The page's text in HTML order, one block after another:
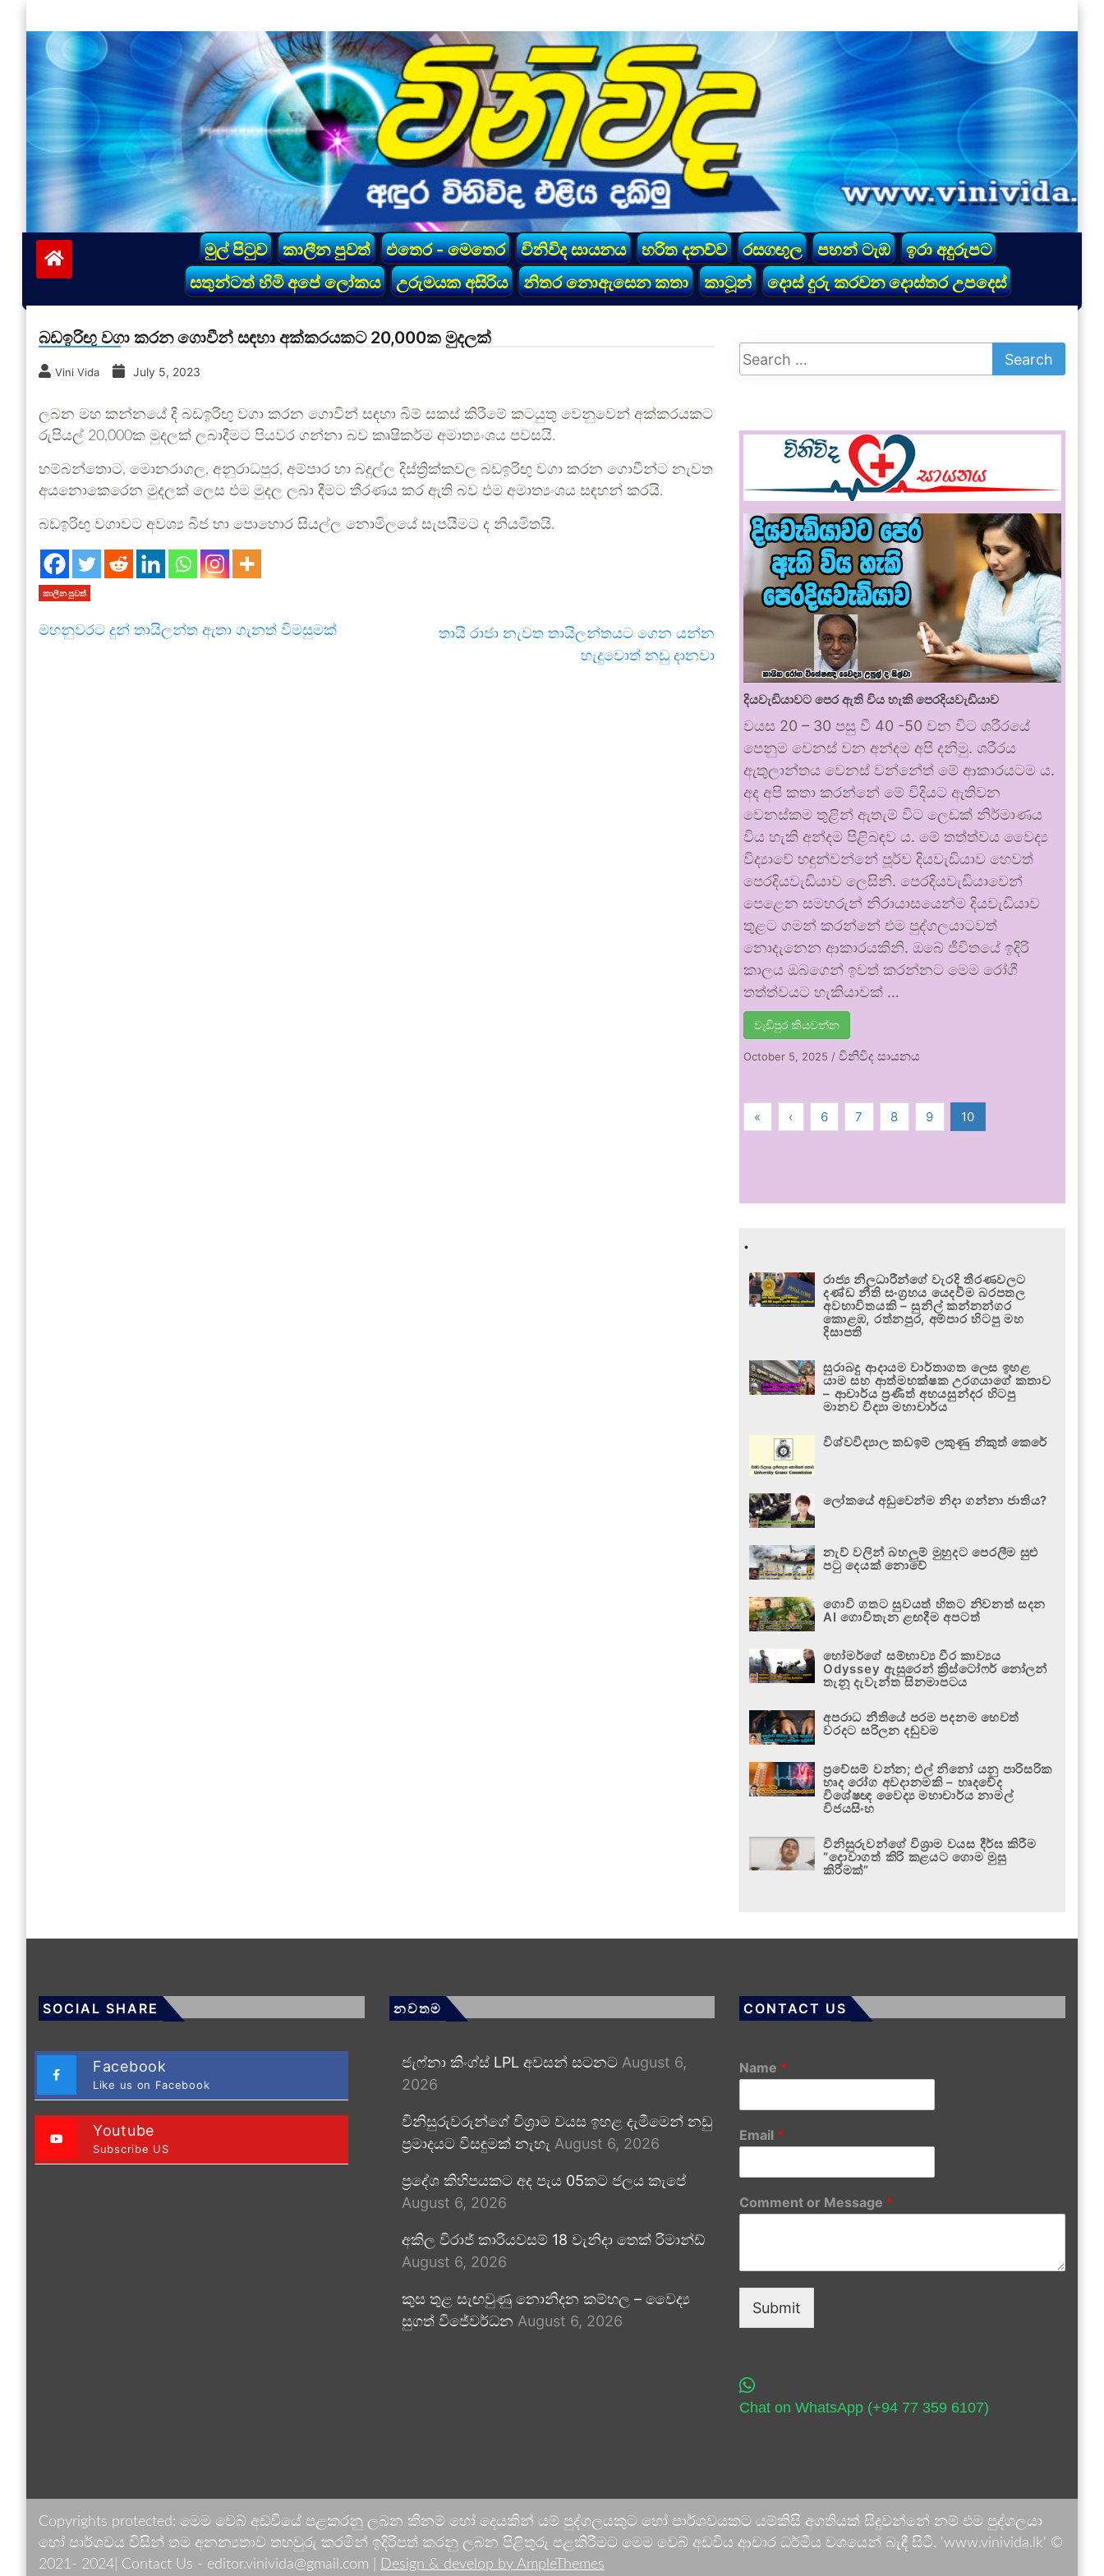
to
content
vinivida.lk
මුල් පිටුව කාලීන පුවත් එතෙර - මෙතෙර විනිවිද සායනය හරිත දනව්ව රසගඟුල පහන් ටැඹ
ඉරා අදුරුපට
සතුන්ටත් හිමි අපේ ලෝකය
උරුමයක අසිරිය නිතර නොඇසෙන කතා කාටූන් දොස් දුරු කරවන දොස්තර උපදෙස්
බඩඉරිඟු වගා කරන ගොවීන් සඳහා අක්කරයකට 20,000ක මුදලක්
Vini Vida July 5, 2023
ලබන මහ කන්නයේ දී බඩඉරිඟු වගා කරන ගොවීන් සඳහා බිම් සකස් කිරීමේ කටයුතු වෙනුවෙන් අක්කරයකට
රුපියල් 20,000ක මුදලක් ලබාදීමට පියවර ගන්නා බව කෘෂිකර්ම අමාත්‍යංශය පවසයි.
හම්බන්තොට, මොනරාගල, අනුරාධපුර, අම්පාර හා බදුල්ල දිස්ත්‍රික්කවල බඩඉරිඟු වගා කරන ගොවීන්ට නැවත
අයනොකෙරෙන මුදලක් ලෙස එම මුදල ලබා දීමට තීරණය කර ඇති බව එම අමාත්‍යංශය සඳහන් කරයි.
බඩඉරිඟු වගාවට අවශ්‍ය බීජ හා පොහොර සියල්ල නොමිලයේ සැපයීමට ද නියමිතයි.
කාලීන පුවත්
මහනුවරට දුන් තායිලන්ත ඇතා ගැනත් විමසුමක්
තායි රාජා නැවත තායිලන්තයට ගෙන යන්න
හැදුවොත් නඩු දානවා
දියවැඩියාවට පෙර ඇති විය හැකි පෙරදියවැඩියාව
වයස 20 – 30 පසු වී 40 -50 වන විට ශරීරයේ
පෙනුම වෙනස් වන අන්දම අපි දනිමු. ශරීරය
ඇතුලාන්තය වෙනස් වන්නේත් මේ ආකාරයටම ය.
අද අපි කතා කරන්නේ මේ විදියට ඇතිවන
වෙනස්කම තුළින් ඇතැම් විට ලෙඩක් නිර්මාණය
විය හැකි අන්දම පිළිබඳව ය. මේ තත්ත්වය වෛද්‍ය
විද්‍යාවේ හඳුන්වන්නේ පූර්ව දියවැඩියාව හෙවත්
පෙරදියවැඩියාව ලෙසිනි. පෙරදියවැඩියාවෙන්
පෙළෙන සමහරුන් නිරායාසයෙන්ම දියවැඩියාව
තුළට ගමන් කරන්නේ එම පුද්ගලයාටවත්
නොදැනෙන ආකාරයකිනි. ඔබේ ජීවිතයේ ඉදිරි
කාලය ඔබගෙන් ඉවත් කරන්නට මෙම රෝගී
තත්ත්වයට හැකියාවක් …
වැඩිපුර කියවන්න
October 5, 2025 /විනිවිද සායනය
« ‹ 6 7 8 9 10
.
රාජ්‍ය නිලධාරීන්ගේ වැරදි තීරණවලට
දණ්ඩ නීති සංග්‍රහය යෙදවීම බරපතල
අවභාවිතයකි – සුනිල් කන්නන්ගර
කොළඹ, රත්නපුර, අම්පාර හිටපු මහ
දිසාපති
සුරාබදු ආදායම වාර්තාගත ලෙස ඉහළ
යාම සහ ආත්මභක්ෂක උරගයාගේ කතාව
– ආචාර්ය ප්‍රණීත් අභයසුන්දර හිටපු
මානව විද්‍යා මහාචාර්ය
විශ්වවිද්‍යාල කඩඉම් ලකුණු නිකුත් කෙරේ
ලෝකයේ අඩුවෙන්ම නිදා ගන්නා ජාතිය?
නැව් වලින් බහලුම් මුහුදට පෙරලීම සුළු
පටු දෙයක් නොවේ
ගොවි ගතට සුවයත් හිතට නිවනත් සදන
AI ගොවිතැන ළඟදීම අපටත්
හෝමර්ගේ සම්භාව්‍ය වීර කාව්‍යය
Odyssey ඇසුරෙන් ක්‍රිස්ටෝෆර් නෝලන්
තැනූ දැවැන්ත සිනමාපටය
අපරාධ නීතියේ පරම පදනම හෙවත්
වරදට සරිලන දඬුවම
ප්‍රවේසම් වන්න; එල් නිනෝ යනු පාරිසරික
හෘද රෝග අවදානමකි – හෘදවේද
විශේෂඥ වෛද්‍ය මහාචාර්ය නාමල්
විජයසිංහ
විනිසුරුවන්ගේ විශ්‍රාම වයස දීර්ඝ කිරීම
“දොවාගත් කිරි කළයට ගොම මුසු
කිරීමක්”
SOCIAL SHARE
Facebook
Like us on Facebook
Youtube
Subscribe US
නවතම
ජැෆ්නා කිංග්ස් LPL අවසන් සටනට August 6,
2026
විනිසුරුවරුන්ගේ විශ්‍රාම වයස ඉහළ දැමීමෙන් නඩු
ප්‍රමාදයට විසඳුමක් නැහැ August 6, 2026
ප්‍රදේශ කිහිපයකට අද පැය 05කට ජලය කැපේ
August 6, 2026
අකිල විරාජ් කාරියවසම් 18 වැනිදා තෙක් රිමාන්ඩ්
August 6, 2026
කුස තුළ සැඟවුණු නොනිදන කම්හල – වෛද්‍ය
සුගත් විජේවර්ධන August 6, 2026
CONTACT US
Name *
Email *
Comment or Message *
Submit
Chat on WhatsApp (+94 77 359 6107)
Copyrights protected: මෙම වෙබ් අඩවියේ පළකරනු ලබන කිනම් හෝ දෙයකින් යම් පුද්ගලයකුට හෝ පාර්ශවයකට යම්කිසි අගතියක් සිදුවන්නේ නම් එම පුද්ගලයා
හෝ පාර්ශවය විසින් තම අනන්‍යතාව තහවුරු කරමින් ඉදිරිපත් කරනු ලබන පිළිතුරු පළකිරීමට මෙම වෙබ් අඩවිය ආචාර ධර්මීය වශයෙන් බැඳී සිටී. 'www.vinivida.lk' ©
2021- 2024| Contact Us - editor.vinivida@gmail.com |
Design & develop by AmpleThemes